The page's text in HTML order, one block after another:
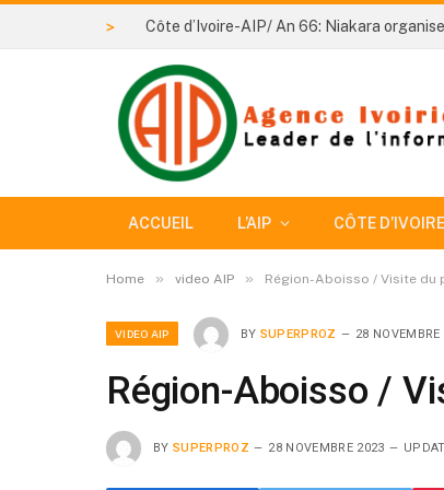
>
ACCUEIL L’AIP CÔTE D’IVOIRE
Home » video AIP » Région-Aboisso / Visite du
VIDEO AIP BY SUPERPROZ 28 NOVEMBRE
Région-Aboisso /
BY SUPERPROZ 28 NOVEMBRE 2023